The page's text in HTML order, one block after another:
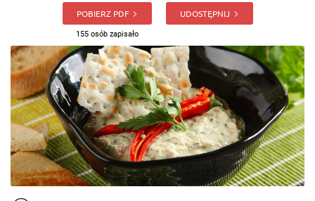
POBIERZ PDF
155 osób zapisało
UDOSTĘPNIJ